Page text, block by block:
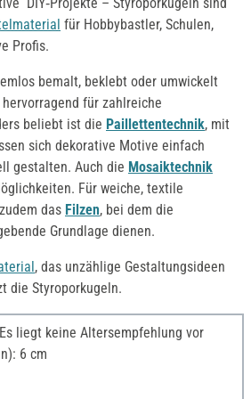
für Hobbybastler, Schulen,
Profis.
bemalt, beklebt oder umwickelt
für zahlreiche
beliebt ist die Paillettentechnik, mit
sich dekorative Motive einfach
gestalten. Auch die Mosaiktechnik
Für weiche, textile
das Filzen, bei dem die
Grundlage dienen.
, das unzählige Gestaltungsideen
die Styroporkugeln.
liegt keine Altersempfehlung vor
6 cm